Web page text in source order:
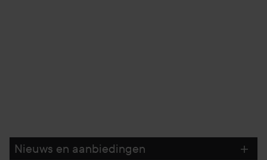
Nieuws en aanbiedingen